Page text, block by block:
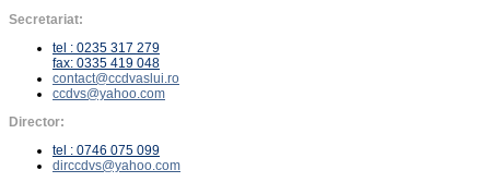
Secretariat:
tel : 0235 317 279
fax: 0335 419 048
contact@ccdvaslui.ro
ccdvs@yahoo.com
Director:
tel : 0746 075 099
dirccdvs@yahoo.com